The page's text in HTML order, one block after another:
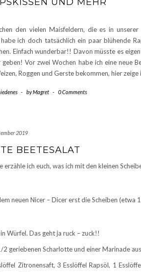
UND MEHR
den vielen Maisfeldern, die es in unserer
ich doch tatsächlich ein paar blühende
Einfach wunderbar!! Davon müsste es
geben! Vor zwei Wochen habe ich eine neue
Roggen und Gerste bekommen, hier zeige
- byMagret - 0 Comments
2019
BEETESALAT
erzähle ich euch, was ich mit den kleinen
neuen Nicer – Dicer erst die Scheiben (etwa
in Würfel. Das geht ja ruck – zuck!!
2 geriebenen Scharlotte und einer Marinade
Zitronensaft, 3 Esslöffel Rapsöl, 1